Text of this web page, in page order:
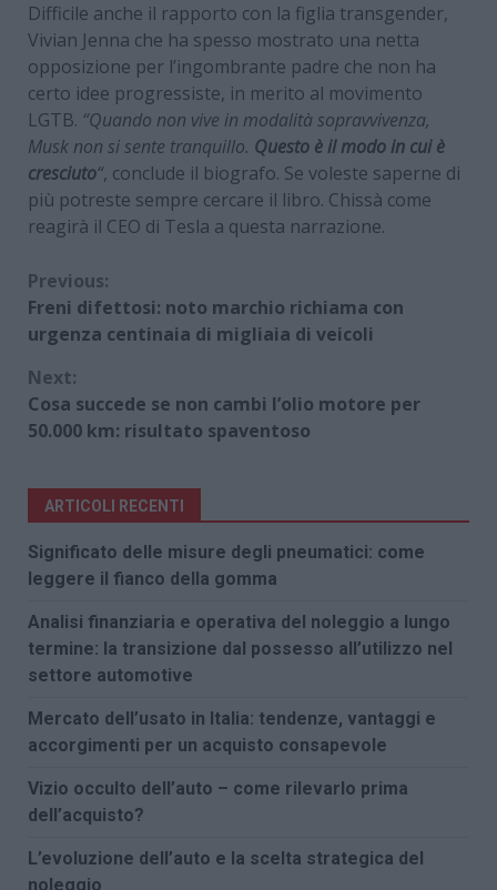
Difficile anche il rapporto con la figlia transgender,
Vivian Jenna che ha spesso mostrato una netta
opposizione per l’ingombrante padre che non ha
certo idee progressiste, in merito al movimento
LGTB. “Quando non vive in modalità sopravvivenza,
Musk non si sente tranquillo. Questo è il modo in cui è
cresciuto“, conclude il biografo. Se voleste saperne di
più potreste sempre cercare il libro. Chissà come
reagirà il CEO di Tesla a questa narrazione.
Continue
Reading
Previous:
Freni difettosi: noto marchio richiama con
urgenza centinaia di migliaia di veicoli
Next:
Cosa succede se non cambi l’olio motore per
50.000 km: risultato spaventoso
ARTICOLI RECENTI
Significato delle misure degli pneumatici: come
leggere il fianco della gomma
Analisi finanziaria e operativa del noleggio a lungo
termine: la transizione dal possesso all’utilizzo nel
settore automotive
Mercato dell’usato in Italia: tendenze, vantaggi e
accorgimenti per un acquisto consapevole
Vizio occulto dell’auto – come rilevarlo prima
dell’acquisto?
L’evoluzione dell’auto e la scelta strategica del
noleggio